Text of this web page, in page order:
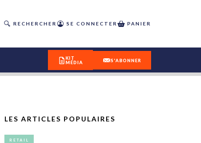
RECHERCHER SE CONNECTER PANIER
KIT
MÉDIA
S'ABONNER
LES ARTICLES POPULAIRES
RETAIL